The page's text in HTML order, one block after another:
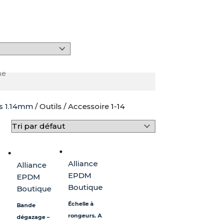
1.14mm / Outils / Accessoire 1-14
Alliance
EPDM
Boutique
Bande
dégazage –
Alliance
EPDM
Boutique
Échelle à
rongeurs. A
€